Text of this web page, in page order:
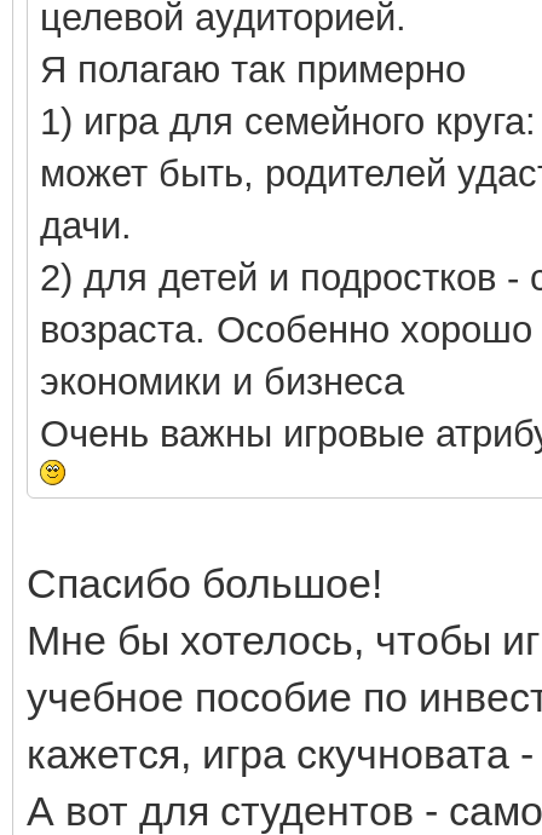
целевой аудиторией.
Я полагаю так примерно
1) игра для семейного
может быть, родителей
дачи.
2) для детей и подростков -
возраста. Особенно
экономики и бизнеса
Очень важны игровые
Спасибо большое!
Мне бы хотелось, чтобы
учебное пособие по
кажется, игра скучновата
А вот для студентов -